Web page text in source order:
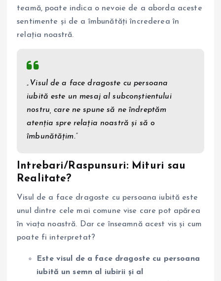
teamă, poate indica o nevoie de a aborda aceste
sentimente și de a îmbunătăți încrederea în
relația noastră.
„Visul de a face dragoste cu persoana
iubită este un mesaj al subconștientului
nostru, care ne spune să ne îndreptăm
atenția spre relația noastră și să o
îmbunătățim.”
Intrebari/Raspunsuri: Mituri sau
Realitate?
Visul de a face dragoste cu persoana iubită este
unul dintre cele mai comune vise care pot apărea
în viața noastră. Dar ce înseamnă acest vis și cum
poate fi interpretat?
Este visul de a face dragoste cu persoana
iubită un semn al iubirii și al